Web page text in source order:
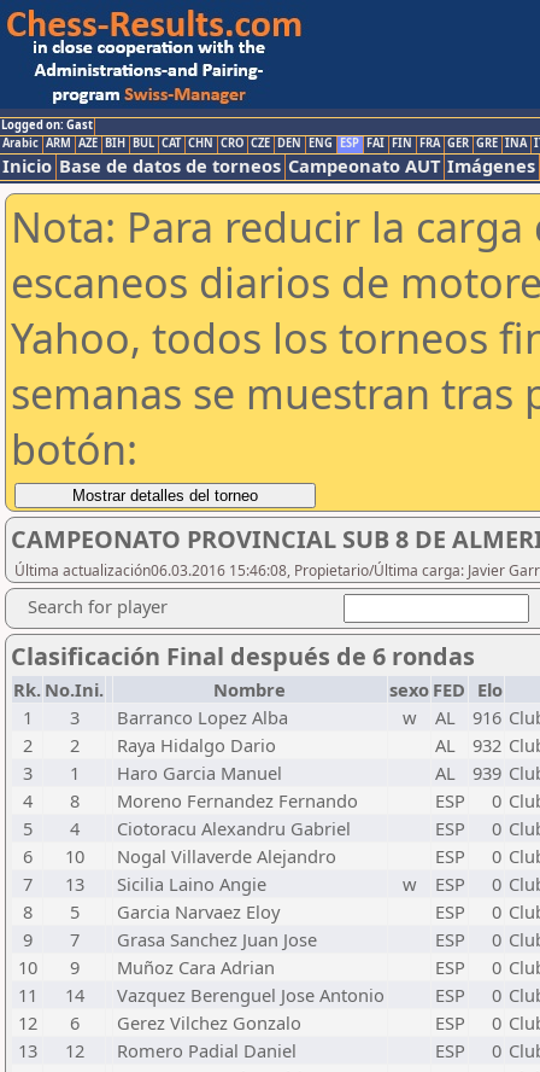
Logged on: Gast
Arabic ARM AZE BIH BUL CAT CHN CRO CZE DEN ENG ESP FAI FIN FRA GER GRE INA
Inicio Base de datos de torneos Campeonato AUT Imágenes
Nota: Para reducir la
escaneos diarios de
Yahoo, todos los torneos
semanas se muestran tras
botón:
CAMPEONATO PROVINCIAL SUB 8 DE
Última actualización06.03.2016 15:46:08, Propietario/Última carga: Javier
Search for player
Clasificación Final después de 6 rondas
Rk. No.Ini. Nombre sexo FED Elo
1
3 Barranco Lopez Alba w AL 916
2
2 Raya Hidalgo Dario AL 932
3
1 Haro Garcia Manuel AL 939
4
8 Moreno Fernandez Fernando ESP 0
5
4 Ciotoracu Alexandru Gabriel ESP 0
6
10 Nogal Villaverde Alejandro ESP 0
7
13 Sicilia Laino Angie w ESP 0
8
5 Garcia Narvaez Eloy ESP 0
9
7 Grasa Sanchez Juan Jose ESP 0
10
9 Muñoz Cara Adrian ESP 0
11
14 Vazquez Berenguel Jose Antonio ESP 0
12
6 Gerez Vilchez Gonzalo ESP 0
13
12 Romero Padial Daniel ESP 0